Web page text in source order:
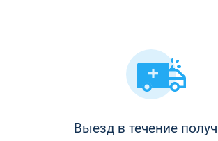
Выезд в течение